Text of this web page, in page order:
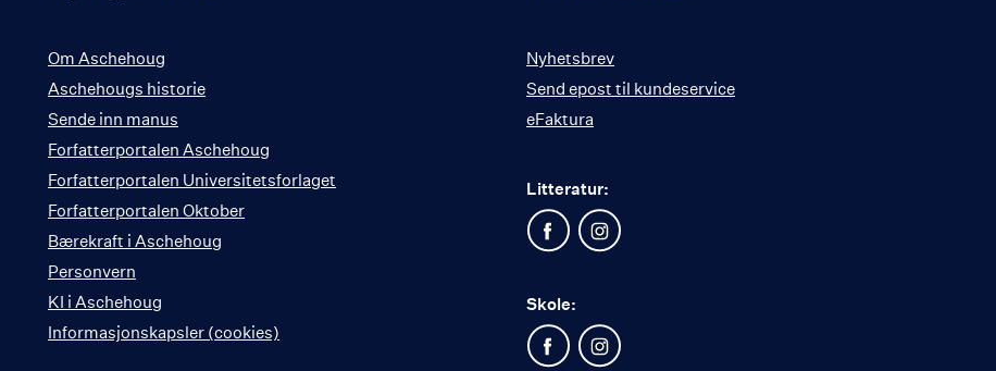
Om Aschehoug
Aschehougs historie
Sende inn manus
Forfatterportalen Aschehoug
Forfatterportalen Universitetsforlaget
Forfatterportalen Oktober
Bærekraft i Aschehoug
Personvern
KI i Aschehoug
Informasjonskapsler (cookies)
Nyhetsbrev
Send epost til kundeservice
eFaktura
Litteratur:
Skole: